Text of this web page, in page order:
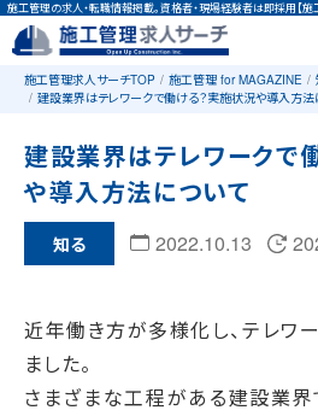
施工管理の求人・転職情報掲載。資格者・現場経験者は即採用【施
施工管理求人サーチTOP 施工管理 for MAGAZINE
建設業界はテレワークで働ける？実施状況や導入方法
建設業界はテレワークで
や導入方法について
知る 2022.10.13
近年働き方が多様化し、テレワ
ました。
さまざまな工程がある建設業